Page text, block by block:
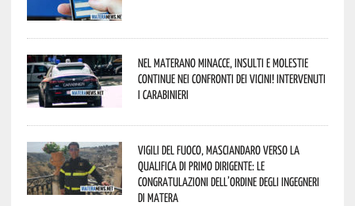
Nel materano minacce, insulti e molestie
continue nei confronti dei vicini! Intervenuti
i Carabinieri
Vigili del Fuoco, Masciandaro verso la
qualifica di Primo Dirigente: le
congratulazioni dell’Ordine degli Ingegneri
di Matera